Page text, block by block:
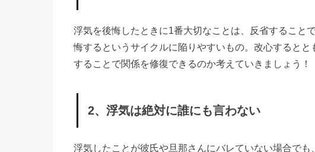
浮気を後悔したときに1番大切なことは、反省すること
悔するというサイクルに陥りやすいもの。改心すると
することで関係を修復できるのか考えていきましょう！
2、浮気は絶対に誰にも言わない
浮気したことが彼氏や旦那さんにバレていない場合で